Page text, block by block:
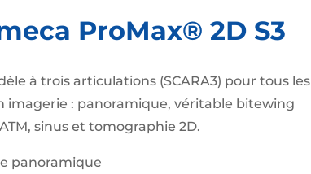
ProMax® 2D S3
à trois articulations (SCARA3) pour tous les
imagerie : panoramique, véritable bitewing
sinus et tomographie 2D.
panoramique